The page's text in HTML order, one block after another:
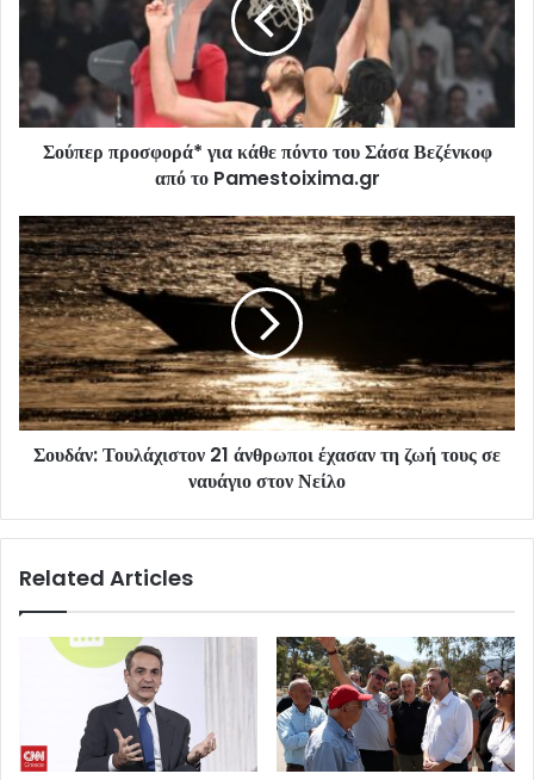
Σούπερ προσφορά* για κάθε πόντο του Σάσα Βεζένκοφ
από το Pamestoixima.gr
Σουδάν: Τουλάχιστον 21 άνθρωποι έχασαν τη ζωή τους σε
ναυάγιο στον Νείλο
Related Articles